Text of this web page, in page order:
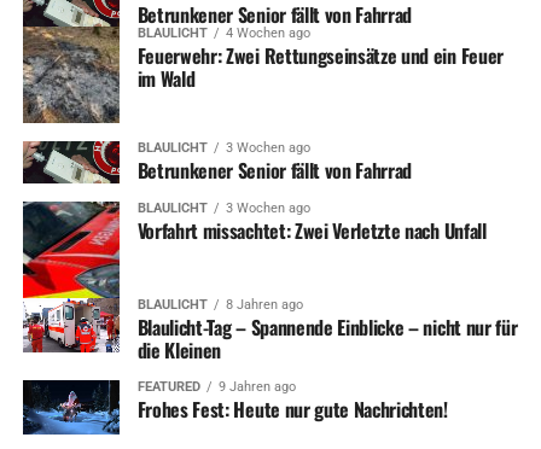
Betrunkener Senior fällt von Fahrrad
BLAULICHT 4 Wochen ago
Feuerwehr: Zwei Rettungseinsätze und ein Feuer
im Wald
BLAULICHT 3 Wochen ago
Betrunkener Senior fällt von Fahrrad
BLAULICHT 3 Wochen ago
Vorfahrt missachtet: Zwei Verletzte nach Unfall
BLAULICHT 8 Jahren ago
Blaulicht-Tag – Spannende Einblicke – nicht nur für
die Kleinen
FEATURED 9 Jahren ago
Frohes Fest: Heute nur gute Nachrichten!